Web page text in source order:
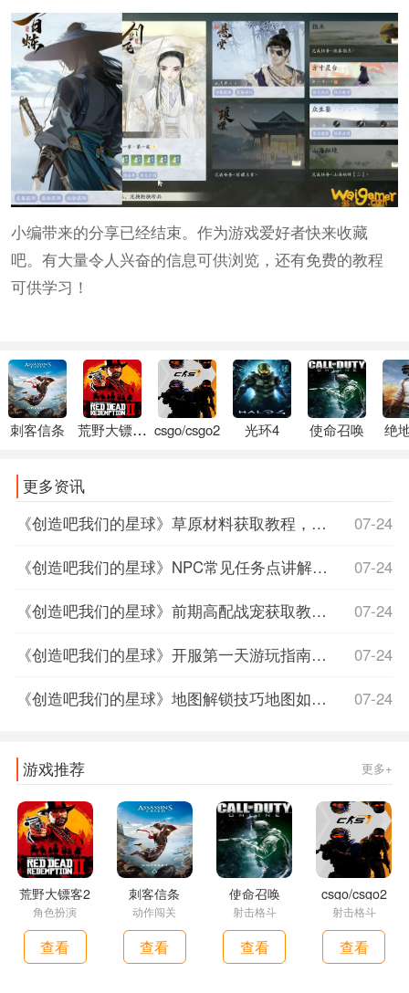
小编带来的分享已经结束。作为游戏爱好者快来收藏
吧。有大量令人兴奋的信息可供浏览，还有免费的教程
可供学习！
刺客信条 荒野大镖客2 csgo/csgo2 光环4 使命召唤 绝
更多资讯
07-24
《创造吧我们的星球》草原材料获取教程，创造吧我们的星球下载，创造我的星球作文
07-24
《创造吧我们的星球》NPC常见任务点讲解，创造吧我们的星球苹果上线时间
07-24
《创造吧我们的星球》前期高配战宠获取教程高配战宠如何获取，创造吧我们的星球什么时候上线
07-24
《创造吧我们的星球》开服第一天游玩指南，创造吧我们的星球正式服上线时间
07-24
《创造吧我们的星球》地图解锁技巧地图如何解锁，创造吧我们的星球什么时候上线
游戏推荐 更多+
荒野大镖客2
角色扮演
查看
刺客信条
动作闯关
查看
使命召唤
射击格斗
查看
csgo/csgo2
射击格斗
查看